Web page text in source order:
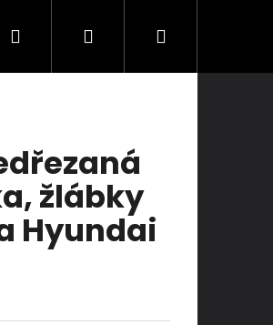
Kontakty
Hledat PřihlášeníNákupní
žlábky
Hyundai